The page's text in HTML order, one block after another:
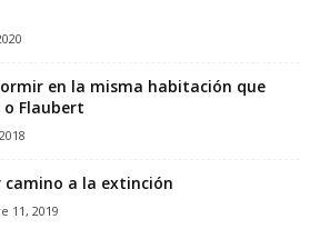
en la misma habitación que
o Flaubert
a la extinción
11, 2019